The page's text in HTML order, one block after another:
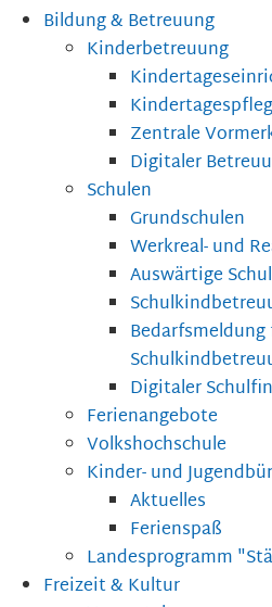
Bildung & Betreuung
Kinderbetreuung
Zentrale
Digitaler
Schulen
Grundschulen
Werkreal- und
Auswärtige
Digitaler
Ferienangebote
Volkshochschule
Kinder- und
Aktuelles
Ferienspaß
Landesprogramm
Freizeit & Kultur